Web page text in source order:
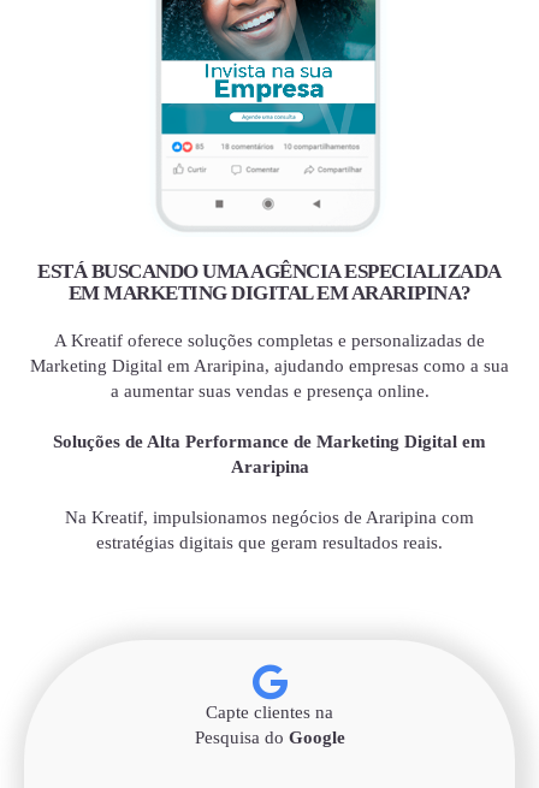
ESTÁ BUSCANDO UMA AGÊNCIA ESPECIALIZADA
EM MARKETING DIGITAL EM ARARIPINA?
A Kreatif oferece soluções completas e personalizadas de
Marketing Digital em Araripina, ajudando empresas como a sua
a aumentar suas vendas e presença online.
Soluções de Alta Performance de Marketing Digital em
Araripina
Na Kreatif, impulsionamos negócios de Araripina com
estratégias digitais que geram resultados reais.
Capte clientes na
Pesquisa do Google